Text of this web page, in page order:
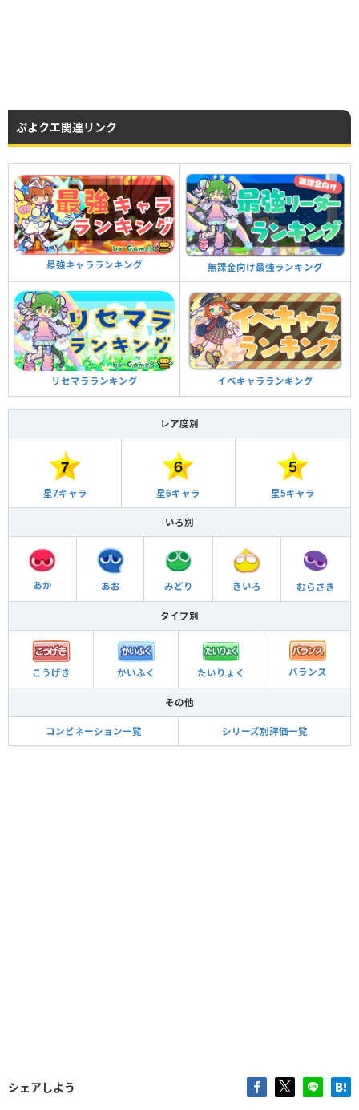
ぷよクエ関連リンク
最強キャラランキング 無課金向け最強ランキング
リセマラランキング イベキャラランキング
レア度別
星7キャラ 星6キャラ 星5キャラ
いろ別
あか あお みどり きいろ むらさき
タイプ別
こうげき かいふく たいりょく バランス
その他
コンビネーション一覧 シリーズ別評価一覧
シェアしよう